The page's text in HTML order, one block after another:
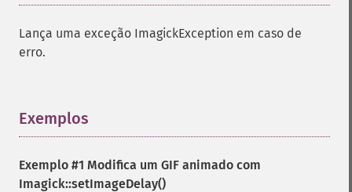
Lança uma exceção ImagickException em caso de
erro.
Exemplos
Exemplo #1 Modifica um GIF animado com
Imagick::setImageDelay()
edgeImage
embossImage
encipherImage
exportImagePixels
extentImage
flipImage
floodFillPaintImage